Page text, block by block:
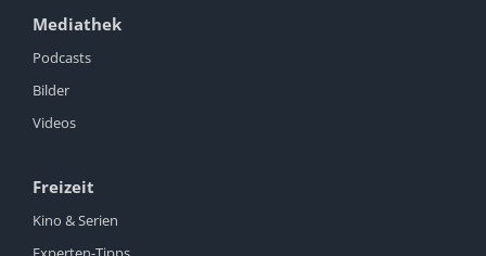
Mediathek
Podcasts
Bilder
Videos
Freizeit
Kino & Serien